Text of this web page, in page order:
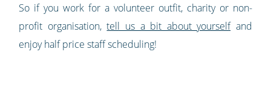
So if you work for a volunteer outfit, charity or non-
profit organisation,tell us a bit about yourselfand
enjoy half price staff scheduling!